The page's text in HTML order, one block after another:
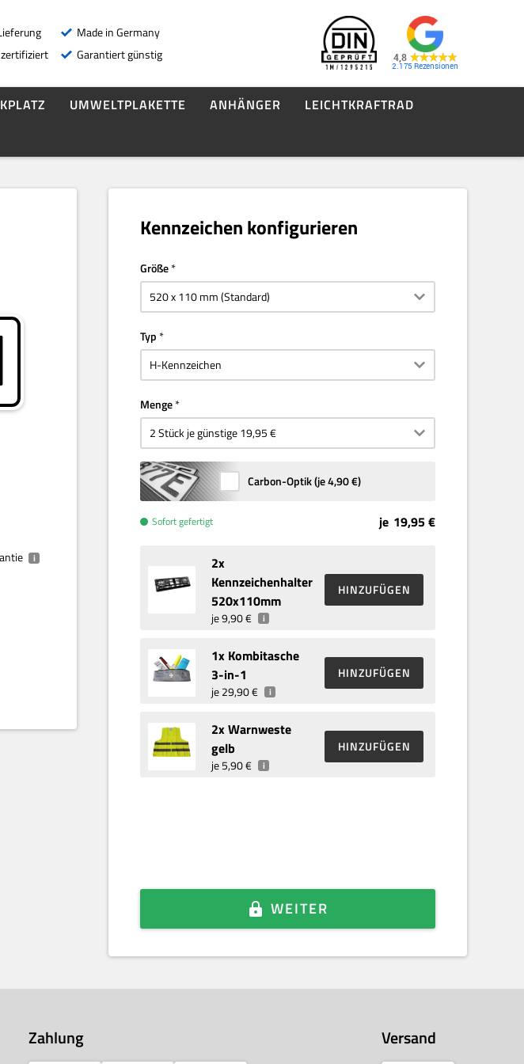
Made in Germany
Garantiert günstig
4,8
2.175
UMWELTPLAKETTE ANHÄNGER
LEICHTKRAFTRAD
i
Kennzeichen konfigurieren
Größe
Typ
Menge
Carbon-Optik (je4,90 €)
Sofort gefertigt je 19,95 €
2x
Kennzeichenhalter
520x110mm
je9,90 € i
HINZUFÜGEN
1x Kombitasche
3-in-1
je29,90 € i
HINZUFÜGEN
2x Warnweste
gelb
je5,90 € i
HINZUFÜGEN
WEITER
Zahlung Versand